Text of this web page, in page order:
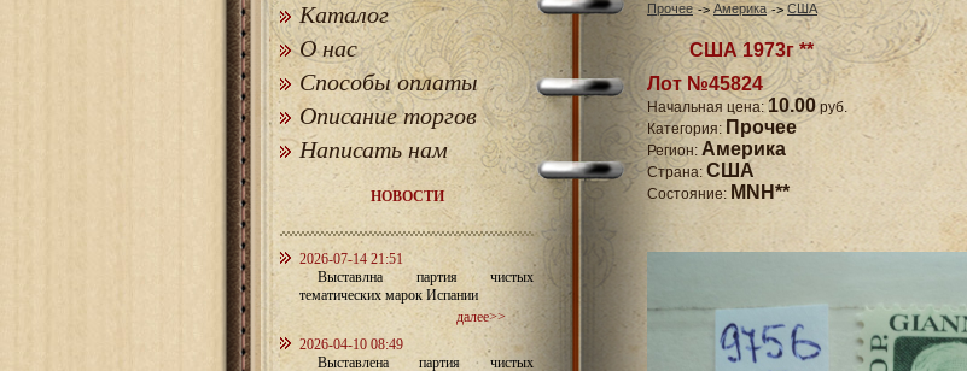
Каталог
О нас
Способы оплаты
Описание торгов
Написать нам
НОВОСТИ
2026-07-14 21:51
Выставлна партия чистых
тематических марок Испании
далее>>
2026-04-10 08:49
Выставлена партия чистых
Прочее Америка США
США 1973г **
Лот №45824
Начальная цена: 10.00руб.
Категория: Прочее
Регион: Америка
Страна: США
Состояние: MNH**